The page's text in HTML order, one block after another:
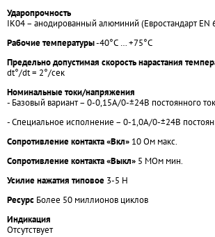
Ударопрочность
IK04 – анодированный алюминий (Евростандарт EN
Рабочие температуры-40°С … +75°С
Предельно допустимая скорость нарастания
dt°/dt = 2°/сек
Номинальные токи/напряжения
- Базовый вариант – 0-0,15А/0-±24В постоянного
- Специальное исполнение – 0-1,0А/0-±24В
Сопротивление контакта «Вкл» 10 Ом макс.
Сопротивление контакта «Выкл» 5 МОм мин.
Усилие нажатия типовое 3-5 Н
Ресурс Более 50 миллионов циклов
Индикация
Отсутствует